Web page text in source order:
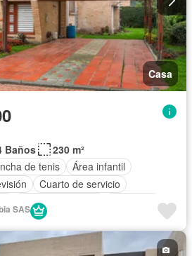
Casa
Baños
230 m²
de tenis
Área infantil
Cuarto de servicio
Cocina amoblada
SAS